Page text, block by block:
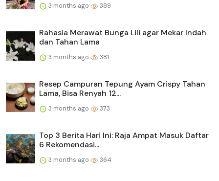
3 months ago 389
Rahasia Merawat Bunga Lili agar Mekar Indah
dan Tahan Lama
3 months ago 381
Resep Campuran Tepung Ayam Crispy Tahan
Lama, Bisa Renyah 12...
3 months ago 373
Top 3 Berita Hari Ini: Raja Ampat Masuk Daftar
6 Rekomendasi...
3 months ago 364